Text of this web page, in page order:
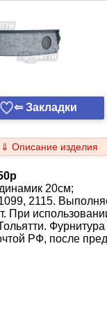
⇐ Закладки
⇓ Описание изделия
20см;
2115.
При
Фурнитура
РФ, после